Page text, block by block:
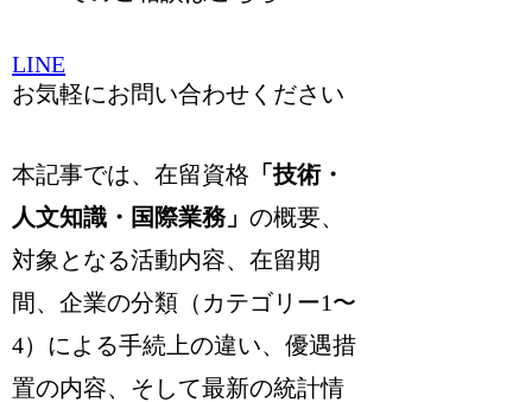
LINE
お気軽にお問い合わせください
本記事では、在留資格 「技術・
人文知識・国際業務」の概要、
対象となる活動内容、在留期
間、企業の分類（カテゴリー1〜
4）による手続上の違い、優遇措
置の内容、そして最新の統計情